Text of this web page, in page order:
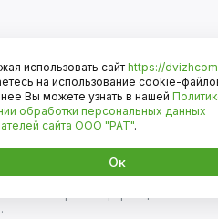
Оплата
и иномарок. Информация на
использовать сайт https://
на использование cookie-
Вы можете узнать в нашей
обработки персональных данных
сайта ООО "РАТ".
Ок